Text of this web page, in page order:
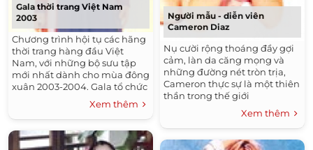
Gala thời trang Việt Nam
2003
Chương trình hội tụ các hãng
thời trang hàng đầu Việt
Nam, với những bộ sưu tập
mới nhất dành cho mùa đông
xuân 2003-2004. Gala tổ chức
vào tối 29/11, tại Cung Văn hóa
Hữu nghị Hà Nội.
Xem thêm
Người mẫu - diễn viên
Cameron Diaz
Nụ cười rộng thoáng đầy gợi
cảm, làn da căng mọng và
những đường nét tròn trịa,
Cameron thực sự là một thiên
thần trong thế giới
Hollywood. Giờ đây, khi đã
làm chủ sàn diễn thời trang,
cô muốn trở thành bà hoàng
của điện ảnh.
Xem thêm